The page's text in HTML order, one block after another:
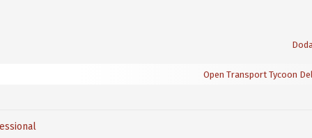
Open Transport Tycoon